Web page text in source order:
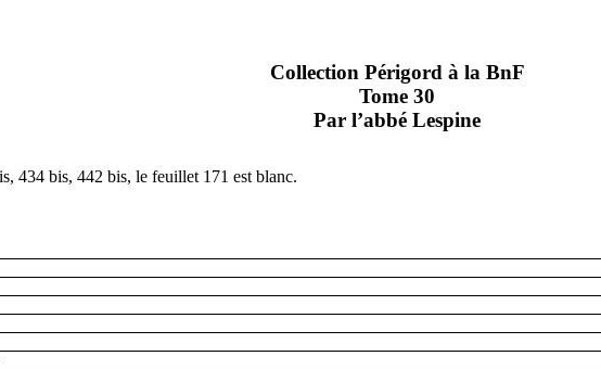
Collection Périgord à la BnF
Tome 30
Par l’abbé Lespine
434 bis, 442 bis, le feuillet 171 est blanc.